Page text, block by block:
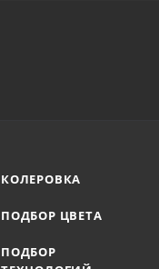
КОЛЕРОВКА
ПОДБОР ЦВЕТА
ПОДБОР